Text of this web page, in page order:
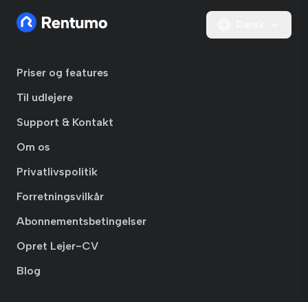
Priser og features
Til udlejere
Support & Kontakt
Om os
Privatlivspolitik
Forretningsvilkår
Abonnementsbetingelser
Opret Lejer-CV
Blog